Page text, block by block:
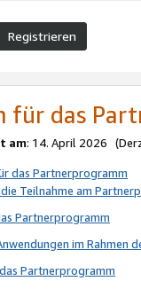
Registrieren
für das
am: 14. April 2026
das Partnerprogramm
Teilnahme am
Partnerprogramm
im Rahmen
Partnerprogramm